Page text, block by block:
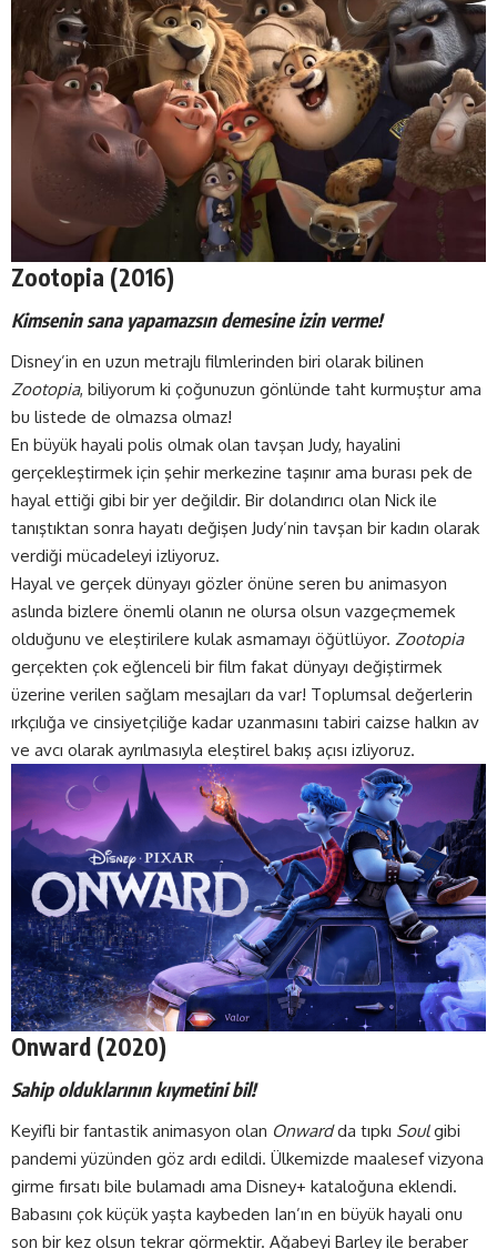
Zootopia (2016)
Kimsenin sana yapamazsın demesine izin verme!
Disney’in en uzun metrajlı filmlerinden biri olarak bilinen
Zootopia, biliyorum ki çoğunuzun gönlünde taht kurmuştur ama
bu listede de olmazsa olmaz!
En büyük hayali polis olmak olan tavşan Judy, hayalini
gerçekleştirmek için şehir merkezine taşınır ama burası pek de
hayal ettiği gibi bir yer değildir. Bir dolandırıcı olan Nick ile
tanıştıktan sonra hayatı değişen Judy’nin tavşan bir kadın olarak
verdiği mücadeleyi izliyoruz.
Hayal ve gerçek dünyayı gözler önüne seren bu animasyon
aslında bizlere önemli olanın ne olursa olsun vazgeçmemek
olduğunu ve eleştirilere kulak asmamayı öğütlüyor. Zootopia
gerçekten çok eğlenceli bir film fakat dünyayı değiştirmek
üzerine verilen sağlam mesajları da var! Toplumsal değerlerin
ırkçılığa ve cinsiyetçiliğe kadar uzanmasını tabiri caizse halkın av
ve avcı olarak ayrılmasıyla eleştirel bakış açısı izliyoruz.
Onward (2020)
Sahip olduklarının kıymetini bil!
Keyifli bir fantastik animasyon olan Onwardda tıpkı Soulgibi
pandemi yüzünden göz ardı edildi. Ülkemizde maalesef vizyona
girme fırsatı bile bulamadı ama Disney+ kataloğuna eklendi.
Babasını çok küçük yaşta kaybeden Ian’ın en büyük hayali onu
son bir kez olsun tekrar görmektir. Ağabeyi Barley ile beraber